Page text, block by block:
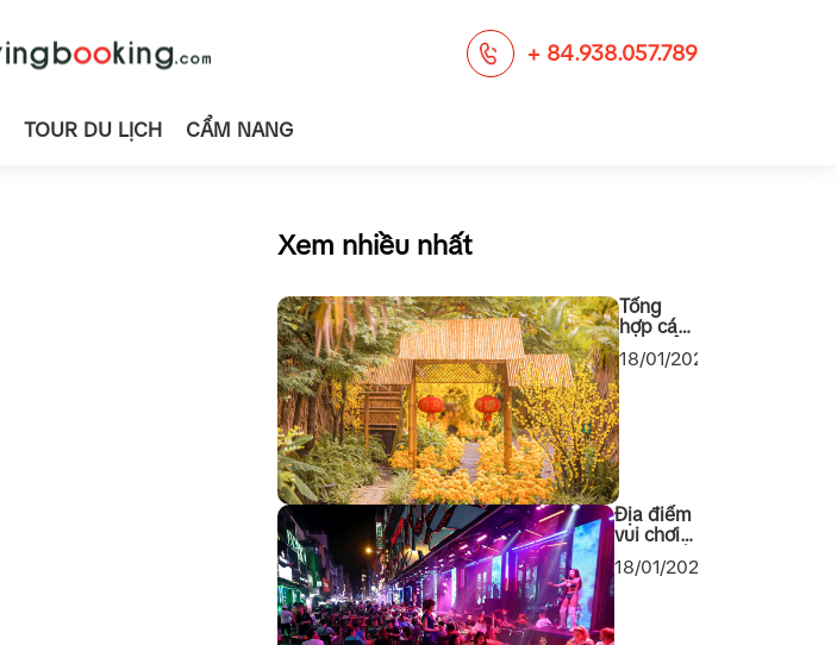
+ 84.938.057.789
TOUR DU LỊCH CẨM NANG
Xem nhiều nhất
Tổng
hợp các
chụp
18/01/2024
Địa điểm
vui chơi
đêm tại
18/01/2024